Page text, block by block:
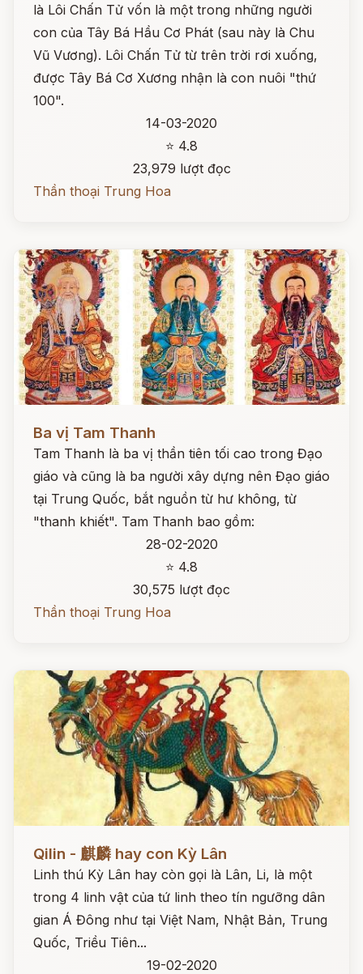
là Lôi Chấn Tử vốn là một trong những người
con của Tây Bá Hầu Cơ Phát (sau này là Chu
Vũ Vương). Lôi Chấn Tử từ trên trời rơi xuống,
được Tây Bá Cơ Xương nhận là con nuôi "thứ
100".
14-03-2020
⭐ 4.8
23,979 lượt đọc
Thần thoại Trung Hoa
Ba vị Tam Thanh
Tam Thanh là ba vị thần tiên tối cao trong Đạo
giáo và cũng là ba người xây dựng nên Đạo giáo
tại Trung Quốc, bắt nguồn từ hư không, từ
"thanh khiết". Tam Thanh bao gồm:
28-02-2020
⭐ 4.8
30,575 lượt đọc
Thần thoại Trung Hoa
Qilin - 麒麟 hay con Kỳ Lân
Linh thú Kỳ Lân hay còn gọi là Lân, Li, là một
trong 4 linh vật của tứ linh theo tín ngưỡng dân
gian Á Đông như tại Việt Nam, Nhật Bản, Trung
Quốc, Triều Tiên...
19-02-2020